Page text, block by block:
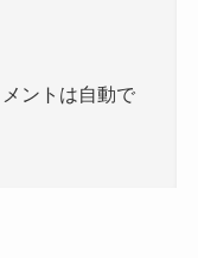
ントは自動で